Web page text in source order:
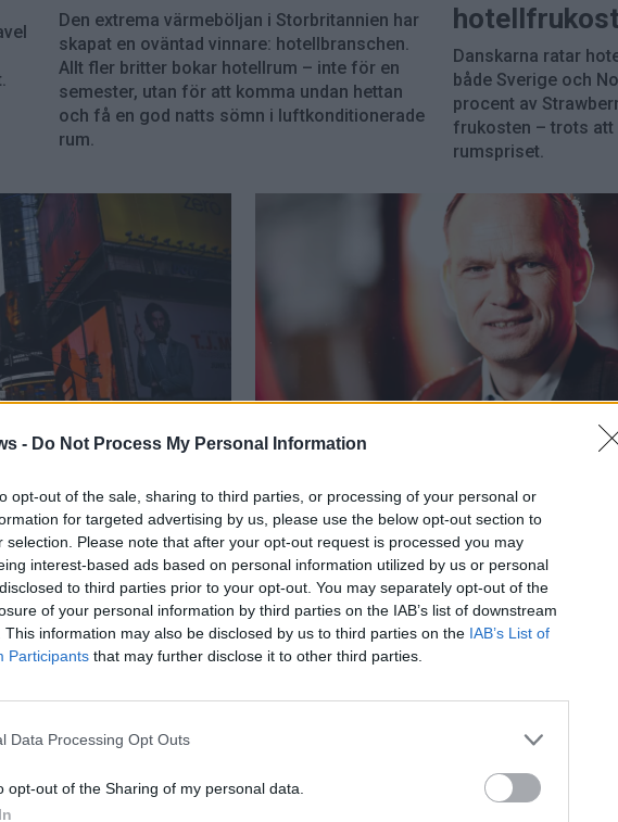
- Do Not Process My Personal Information
opt-out of the sale, sharing to third parties, or processing of your personal or
for targeted advertising by us, please use the below opt-out section to
selection. Please note that after your opt-out request is processed you may
interest-based ads based on personal information utilized by us or personal
to third parties prior to your opt-out. You may separately opt-out of the
of your personal information by third parties on the IAB’s list of downstream
This information may also be disclosed by us to third parties on the IAB’s List of
Participants that may further disclose it to other third parties.
Data Processing Opt Outs
opt-out of the Sharing of my personal data.
Den extrema värmeböljan i Storbritannien har
skapat en oväntad vinnare: hotellbranschen.
Allt fler britter bokar hotellrum – inte för en
semester, utan för att komma undan hettan
och få en god natts sömn i luftkonditionerade
rum.
Danskarna ratar
både Sverige och
procent av
frukosten – trots att
rumspriset.
väntat –
de största turistmotorerna i
avspark rapporterar
reseboomen ännu
Silseth: Glöm
gäller uppköp
Färre nybyggda hotell, stark efterfrågan
växande skillnader mellan de nordiska
hotellbranschen. Det säger Strawberrys vd
ett starkt år för hotellkoncernen.